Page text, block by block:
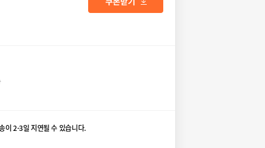
이 2-3일 지연될 수 있습니다.